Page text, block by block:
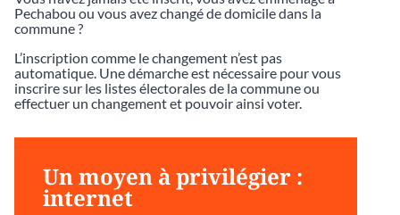
Pechabou ou vous avez changé de domicile dans la
commune ?
L’inscription comme le changement n’est pas
automatique. Une démarche est nécessaire pour vous
inscrire sur les listes électorales de la commune ou
effectuer un changement et pouvoir ainsi voter.
Un moyen à privilégier :
internet